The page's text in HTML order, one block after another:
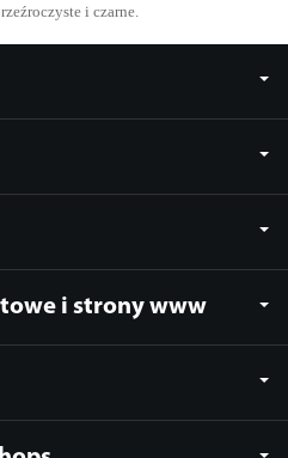
i czarne.
i strony www